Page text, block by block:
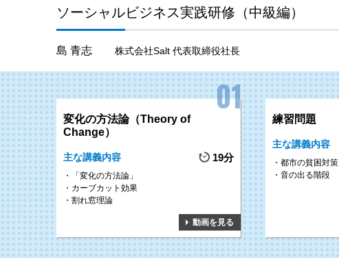
ソーシャルビジネス実践研修（中級編）
島 青志 株式会社Salt 代表取締役社長
変化の方法論（Theory of
Change）
主な講義内容 19分
「変化の方法論」
カーブカット効果
割れ窓理論
動画を見る
練習問題
主な講義内容
都市の貧困対策
音の出る階段